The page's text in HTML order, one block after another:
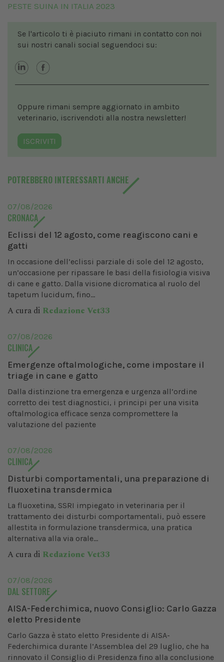
PESTE SUINA IN ITALIA 2023
Se l'articolo ti è piaciuto rimani in contatto con noi
sui nostri canali social seguendoci su:
Oppure rimani sempre aggiornato in ambito
veterinario, iscrivendoti alla nostra newsletter!
ISCRIVITI
POTREBBERO INTERESSARTI ANCHE
07/08/2026
CRONACA
Eclissi del 12 agosto, come reagiscono cani e
gatti
In occasione dell’eclissi parziale di sole del 12 agosto,
un’occasione per ripassare le basi della fisiologia visiva
di cane e gatto. Dalla visione dicromatica al ruolo del
tapetum lucidum, fino...
A cura di Redazione Vet33
07/08/2026
CLINICA
Emergenze oftalmologiche, come impostare il
triage in cane e gatto
Dalla distinzione tra emergenza e urgenza all’ordine
corretto dei test diagnostici, i principi per una visita
oftalmologica efficace senza compromettere la
valutazione del paziente
07/08/2026
CLINICA
Disturbi comportamentali, una preparazione di
fluoxetina transdermica
La fluoxetina, SSRI impiegato in veterinaria per il
trattamento dei disturbi comportamentali, può essere
allestita in formulazione transdermica, una pratica
alternativa alla via orale...
A cura di Redazione Vet33
07/08/2026
DAL SETTORE
AISA-Federchimica, nuovo Consiglio: Carlo Gazza
eletto Presidente
Carlo Gazza è stato eletto Presidente di AISA-
Federchimica durante l’Assemblea del 29 luglio, che ha
rinnovato il Consiglio di Presidenza fino alla conclusione